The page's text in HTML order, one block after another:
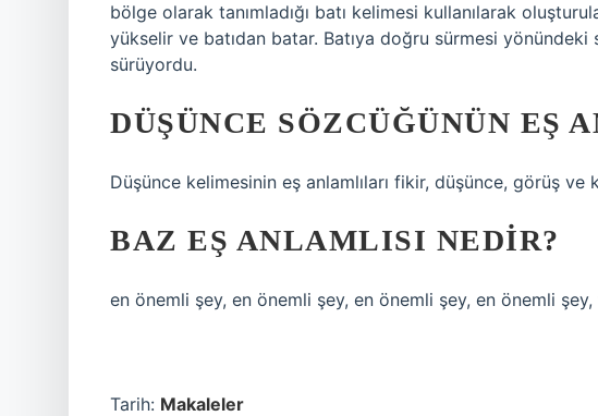
bölge olarak tanımladığı batı kelimesi kullanılarak
yükselir ve batıdan batar. Batıya doğru sürmesi yönündeki
sürüyordu.
DÜŞÜNCE SÖZCÜĞÜNÜN EŞ
Düşünce kelimesinin eş anlamlıları fikir, düşünce, görüş ve
BAZ EŞ ANLAMLISI NEDIR?
en önemli şey, en önemli şey, en önemli şey, en önemli şey,
Tarih: Makaleler